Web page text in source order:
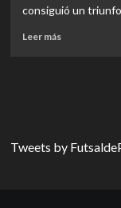
consiguió un
Leer másRead
final
Tweets by